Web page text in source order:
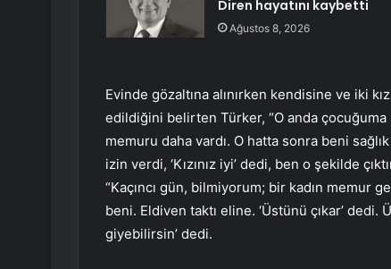
Diren hayatını kaybetti
Ağustos 8, 2026
Evinde gözaltına alınırken kendisine ve iki
edildiğini belirten Türker, “O anda
memuru daha vardı. O hatta sonra beni
izin verdi, ‘Kızınız iyi’ dedi, ben o şekilde
“Kaçıncı gün, bilmiyorum; bir kadın memur
beni. Eldiven taktı eline. ‘Üstünü çıkar’ dedi.
giyebilirsin’ dedi.